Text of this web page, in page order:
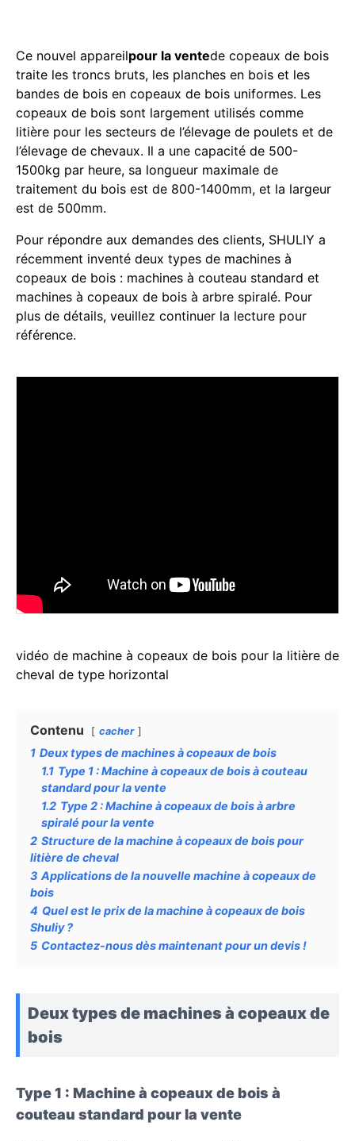
Ce nouvel appareilpour la ventede copeaux de bois
traite les troncs bruts, les planches en bois et les
bandes de bois en copeaux de bois uniformes. Les
copeaux de bois sont largement utilisés comme
litière pour les secteurs de l’élevage de poulets et de
l’élevage de chevaux. Il a une capacité de 500-
1500kg par heure, sa longueur maximale de
traitement du bois est de 800-1400mm, et la largeur
est de 500mm.
Pour répondre aux demandes des clients, SHULIY a
récemment inventé deux types de machines à
copeaux de bois : machines à couteau standard et
machines à copeaux de bois à arbre spiralé. Pour
plus de détails, veuillez continuer la lecture pour
référence.
vidéo de machine à copeaux de bois pour la litière de
cheval de type horizontal
Contenu cacher
1 Deux types de machines à copeaux de bois
1.1 Type 1 : Machine à copeaux de bois à couteau
standard pour la vente
1.2 Type 2 : Machine à copeaux de bois à arbre
spiralé pour la vente
2 Structure de la machine à copeaux de bois pour
litière de cheval
3 Applications de la nouvelle machine à copeaux de
bois
4 Quel est le prix de la machine à copeaux de bois
Shuliy ?
5 Contactez-nous dès maintenant pour un devis !
Deux types de machines à copeaux de
bois
Type 1 : Machine à copeaux de bois à
couteau standard pour la vente